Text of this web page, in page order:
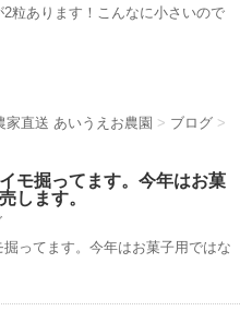
2粒あります！こんなに小さいので
直送 あいうえお農園 > ブログ >
モ掘ってます。今年はお菓
します。
ってます。今年はお菓子用ではな